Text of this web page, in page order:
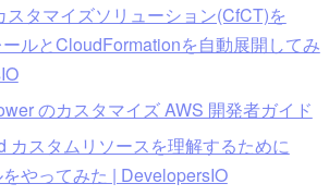
スタマイズソリューション(CfCT)を
ルとCloudFormationを自動展開してみ
のカスタマイズ AWS 開発者ガイド
カスタムリソースを理解するために
やってみた | DevelopersIO